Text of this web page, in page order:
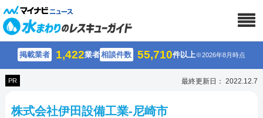
掲載業者 1,422業者相談件数 55,710件以上※2026年8月時点
PR 最終更新日： 2022.12.7
株式会社伊田設備工業-尼崎市